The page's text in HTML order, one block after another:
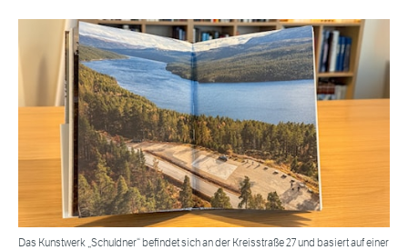
Das Kunstwerk „Schuldner“ befindet sich an der Kreisstraße 27 und basiert auf einer